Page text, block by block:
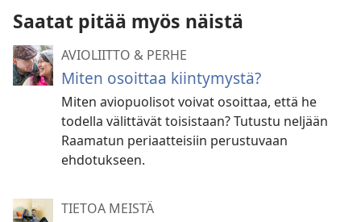
Saatat pitää myös näistä
AVIOLIITTO & PERHE
Miten osoittaa kiintymystä?
Miten aviopuolisot voivat osoittaa, että he
todella välittävät toisistaan? Tutustu neljään
Raamatun periaatteisiin perustuvaan
ehdotukseen.
TIETOA MEISTÄ